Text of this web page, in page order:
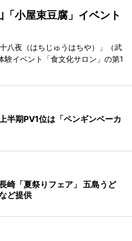
小屋束豆腐」イベント
八夜（はちじゅうはちや）」（武
イベント「食文化サロン」の第1
半期PV1位は「ペンギンベーカ
崎「夏祭りフェア」 五島うど
ど提供